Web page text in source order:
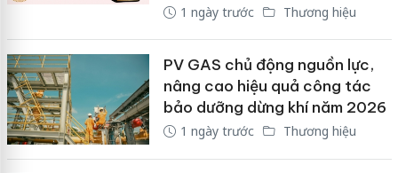
1 ngày trước Thương hiệu
PV GAS chủ động nguồn lực,
nâng cao hiệu quả công tác
bảo dưỡng dừng khí năm 2026
1 ngày trước Thương hiệu